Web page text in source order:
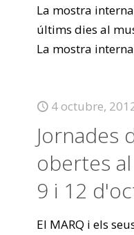
La mostra
últims dies al
La mostra
4 octubre,
Jornades
obertes
9 i 12
El MARQ i els